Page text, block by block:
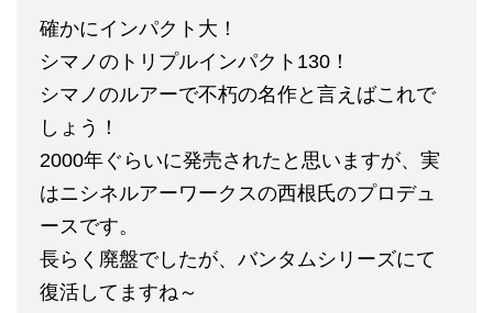
確かにインパクト大！
シマノのトリプルインパクト130！
シマノのルアーで不朽の名作と言えばこれで
しょう！
2000年ぐらいに発売されたと思いますが、実
はニシネルアーワークスの西根氏のプロデュ
ースです。
長らく廃盤でしたが、バンタムシリーズにて
復活してますね～